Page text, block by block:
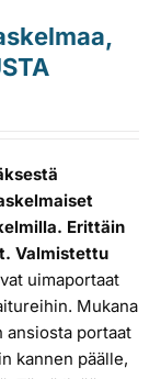
Erittäin
Valmistettu
uimaportaat
Mukana
ansiosta portaat
kannen päälle,